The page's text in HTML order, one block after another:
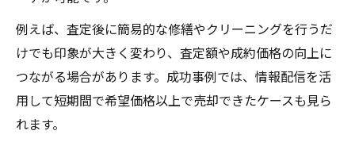
不動産査定を通して売却成果を引き出す方
法
岡崎市の不動産査定活用と市場動向の把握
不動産査定利用で資産価値アップを実現
例えば、査定後に簡易的な修繕やクリーニングを行うだ
けでも印象が大きく変わり、査定額や成約価格の向上に
つながる場合があります。成功事例では、情報配信を活
用して短期間で希望価格以上で売却できたケースも見ら
れます。